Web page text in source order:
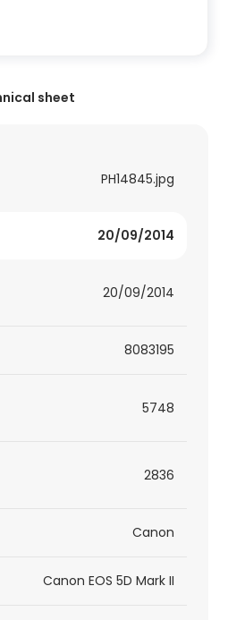
sheet
PH14845.jpg
20/09/2014
20/09/2014
8083195
5748
2836
Canon
Canon EOS 5D Mark II